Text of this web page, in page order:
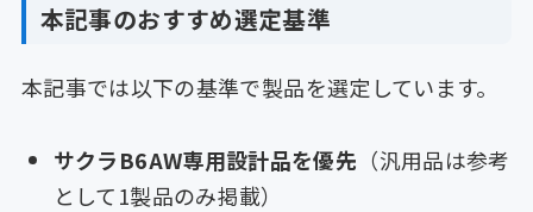
本記事のおすすめ選定基準
本記事では以下の基準で製品を選定しています。
サクラB6AW専用設計品を優先 （汎用品は参考
として1製品のみ掲載）